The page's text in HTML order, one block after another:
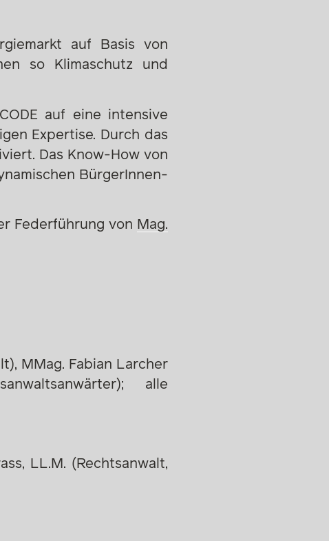
auf Basis von
so Klimaschutz und
auf eine intensive
Expertise. Durch das
Das Know-How von
BürgerInnen-
Federführung von Mag.
MMag. Fabian Larcher
alle
LL.M. (Rechtsanwalt,